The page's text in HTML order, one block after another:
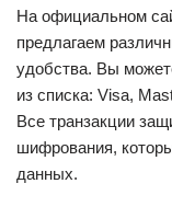
На официальном
предлагаем
удобства. Вы
из списка: Visa,
Все транзакции
шифрования,
данных.